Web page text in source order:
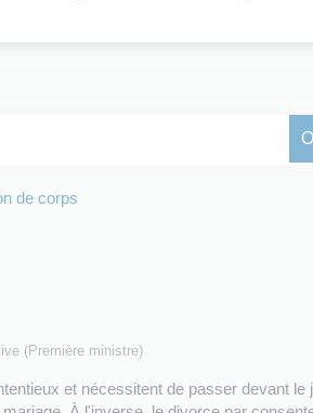
de corps
(Première ministre)
et nécessitent de passer devant